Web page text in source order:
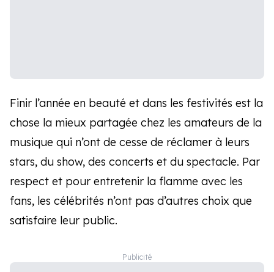
Finir l’année en beauté et dans les festivités est la
chose la mieux partagée chez les amateurs de la
musique qui n’ont de cesse de réclamer à leurs
stars, du show, des concerts et du spectacle. Par
respect et pour entretenir la flamme avec les
fans, les célébrités n’ont pas d’autres choix que
satisfaire leur public.